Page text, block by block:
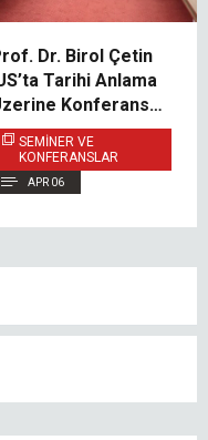
Dr. Birol Çetin
Tarihi Anlama
Konferans
SEMINER VE
KONFERANSLAR
APR 06